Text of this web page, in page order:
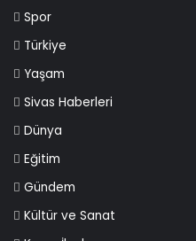
Spor
Türkiye
Yaşam
Sivas Haberleri
Dünya
Eğitim
Gündem
Kültür ve Sanat